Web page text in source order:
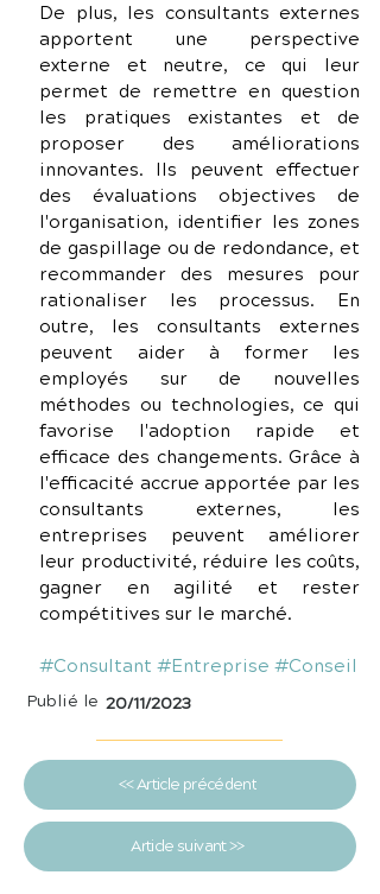
De plus, les consultants externes
apportent une perspective
externe et neutre, ce qui leur
permet de remettre en question
les pratiques existantes et de
proposer des améliorations
innovantes. Ils peuvent effectuer
des évaluations objectives de
l'organisation, identifier les zones
de gaspillage ou de redondance, et
recommander des mesures pour
rationaliser les processus. En
outre, les consultants externes
peuvent aider à former les
employés sur de nouvelles
méthodes ou technologies, ce qui
favorise l'adoption rapide et
efficace des changements. Grâce à
l'efficacité accrue apportée par les
consultants externes, les
entreprises peuvent améliorer
leur productivité, réduire les coûts,
gagner en agilité et rester
compétitives sur le marché.
#Consultant #Entreprise #Conseil
Publié le 20/11/2023
<< Article précédent
Article suivant >>